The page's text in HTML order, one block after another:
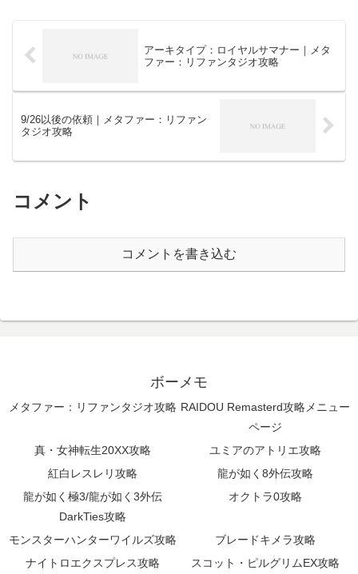
アーキタイプ：ロイヤルサマナー｜メタ
ファー：リファンタジオ攻略
9/26以後の依頼｜メタファー：リファン
タジオ攻略
コメント
コメントを書き込む
ボーメモ
メタファー：リファンタジオ攻略 RAIDOU Remasterd攻略メニュー
ページ
真・女神転生20XX攻略
ユミアのアトリエ攻略
紅白レスレリ攻略
龍が如く8外伝攻略
龍が如く極3/龍が如く3外伝
DarkTies攻略
オクトラ0攻略
モンスターハンターワイルズ攻略
ブレードキメラ攻略
ナイトロエクスプレス攻略
スコット・ピルグリムEX攻略